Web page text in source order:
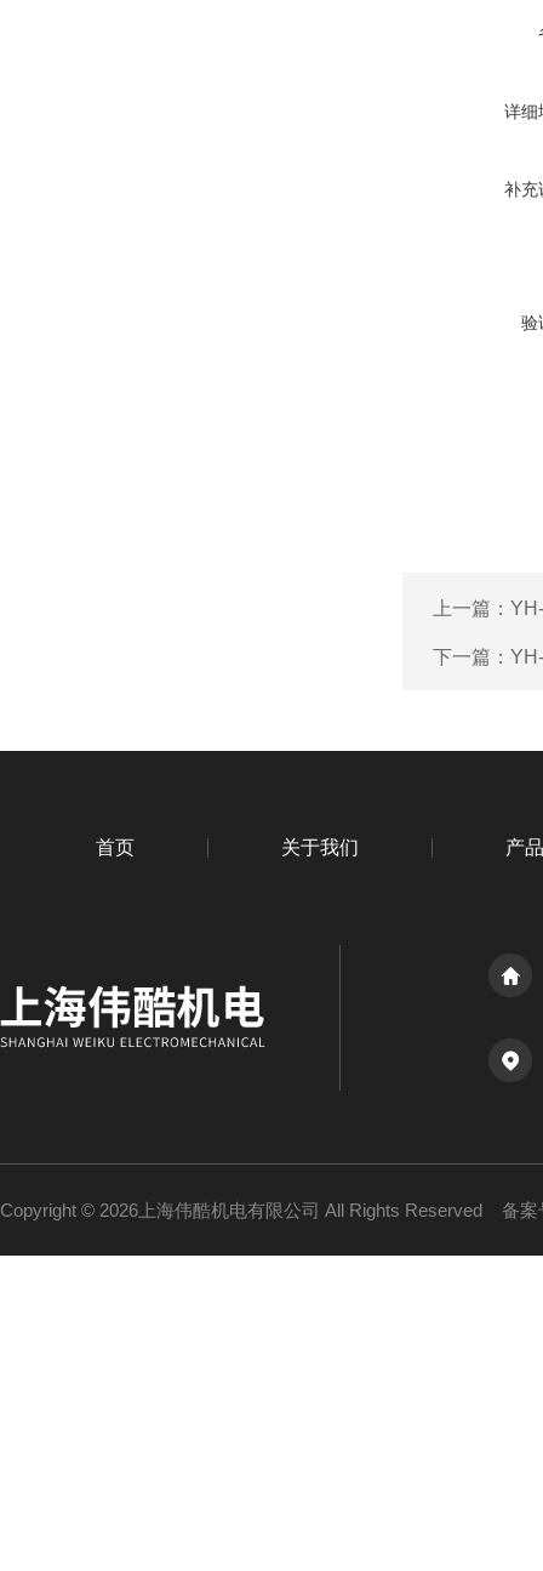
详细
补充
验
上一篇：
下一篇：
首页 关于我们 产
Copyright © 2026上海伟酷机电有限公司 All Rights Reserved 备案